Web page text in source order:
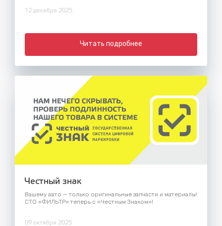
12 декабря 2025
Читать подробнее
Честный знак
Вашему авто — только оригинальные запчасти и материалы!
СТО «ФИЛЬТР» теперь с «Честным Знаком»!
09 октября 2025